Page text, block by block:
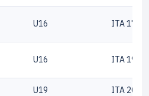
U16 ITA
U16 ITA
U19 ITA